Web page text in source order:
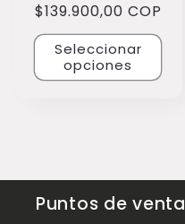
Precio
habitual
$139.900,00 COP
Seleccionar
opciones
Puntos de venta